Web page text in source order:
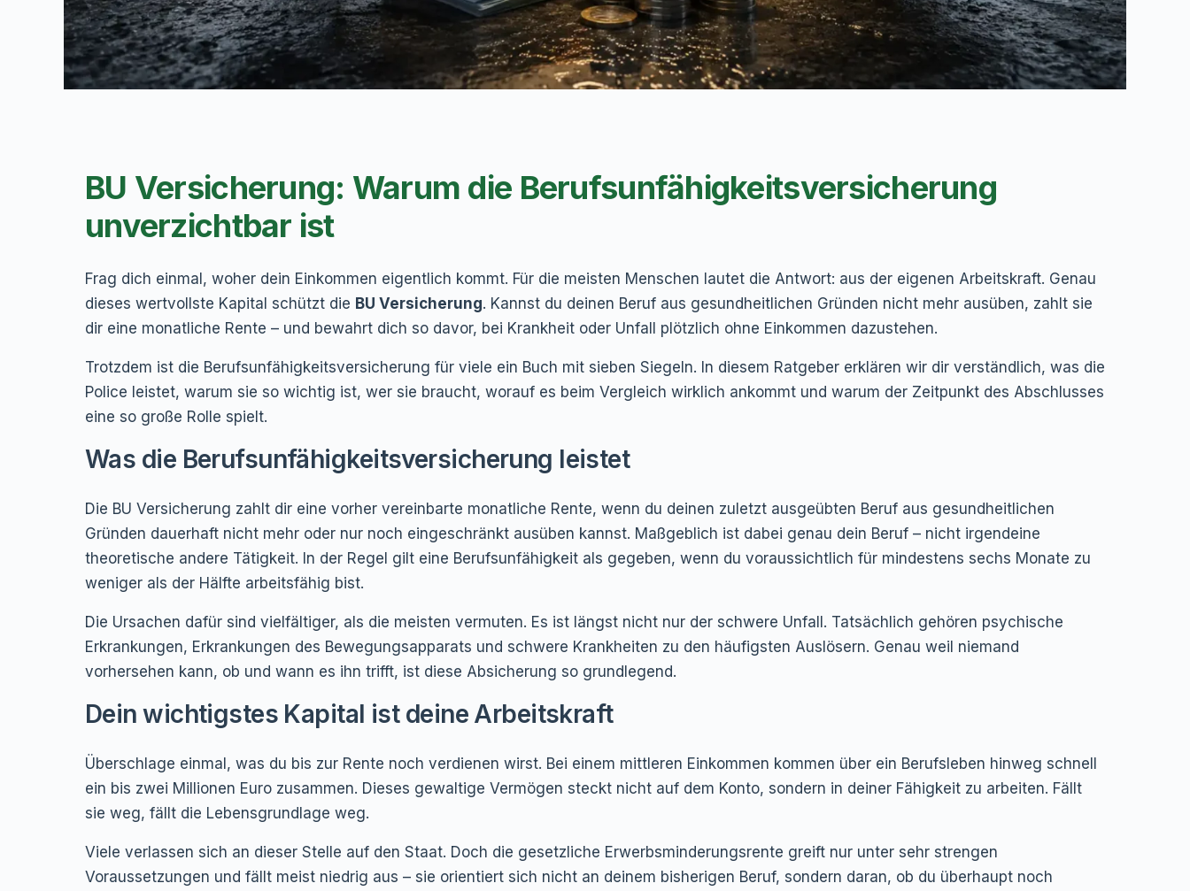
BU Versicherung: Warum die Berufsunfähigkeitsversicherung
unverzichtbar ist
Frag dich einmal, woher dein Einkommen eigentlich kommt. Für die meisten Menschen lautet die Antwort: aus der eigenen Arbeitskraft. Genau
dieses wertvollste Kapital schützt die BU Versicherung. Kannst du deinen Beruf aus gesundheitlichen Gründen nicht mehr ausüben, zahlt sie
dir eine monatliche Rente – und bewahrt dich so davor, bei Krankheit oder Unfall plötzlich ohne Einkommen dazustehen.
Trotzdem ist die Berufsunfähigkeitsversicherung für viele ein Buch mit sieben Siegeln. In diesem Ratgeber erklären wir dir verständlich, was die
Police leistet, warum sie so wichtig ist, wer sie braucht, worauf es beim Vergleich wirklich ankommt und warum der Zeitpunkt des Abschlusses
eine so große Rolle spielt.
Was die Berufsunfähigkeitsversicherung leistet
Die BU Versicherung zahlt dir eine vorher vereinbarte monatliche Rente, wenn du deinen zuletzt ausgeübten Beruf aus gesundheitlichen
Gründen dauerhaft nicht mehr oder nur noch eingeschränkt ausüben kannst. Maßgeblich ist dabei genau dein Beruf – nicht irgendeine
theoretische andere Tätigkeit. In der Regel gilt eine Berufsunfähigkeit als gegeben, wenn du voraussichtlich für mindestens sechs Monate zu
weniger als der Hälfte arbeitsfähig bist.
Die Ursachen dafür sind vielfältiger, als die meisten vermuten. Es ist längst nicht nur der schwere Unfall. Tatsächlich gehören psychische
Erkrankungen, Erkrankungen des Bewegungsapparats und schwere Krankheiten zu den häufigsten Auslösern. Genau weil niemand
vorhersehen kann, ob und wann es ihn trifft, ist diese Absicherung so grundlegend.
Dein wichtigstes Kapital ist deine Arbeitskraft
Überschlage einmal, was du bis zur Rente noch verdienen wirst. Bei einem mittleren Einkommen kommen über ein Berufsleben hinweg schnell
ein bis zwei Millionen Euro zusammen. Dieses gewaltige Vermögen steckt nicht auf dem Konto, sondern in deiner Fähigkeit zu arbeiten. Fällt
sie weg, fällt die Lebensgrundlage weg.
Viele verlassen sich an dieser Stelle auf den Staat. Doch die gesetzliche Erwerbsminderungsrente greift nur unter sehr strengen
Voraussetzungen und fällt meist niedrig aus – sie orientiert sich nicht an deinem bisherigen Beruf, sondern daran, ob du überhaupt noch